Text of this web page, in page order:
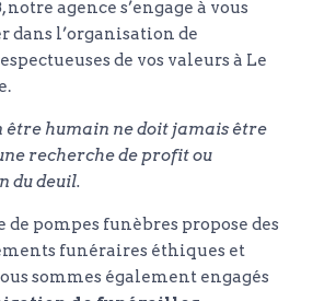
, notre agence s’engage à vous
dans l’organisation de
de vos valeurs à Le
être humain ne doit jamais être
recherche de profit ou
du deuil.
de pompes funèbres propose des
funéraires éthiques et
sommes également engagés